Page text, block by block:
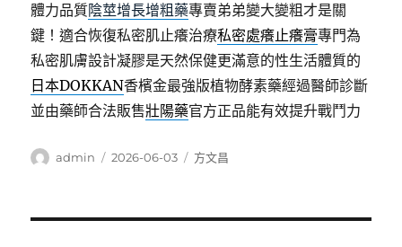
體力品質陰莖增長增粗藥專賣弟弟變大變粗才是關
鍵！適合恢復私密肌止癢治療私密處癢止癢膏專門為
私密肌膚設計凝膠是天然保健更滿意的性生活體質的
日本DOKKAN香檳金最強版植物酵素藥經過醫師診斷
並由藥師合法販售壯陽藥官方正品能有效提升戰鬥力
作
admin
發
2026-06-03
分
方文昌